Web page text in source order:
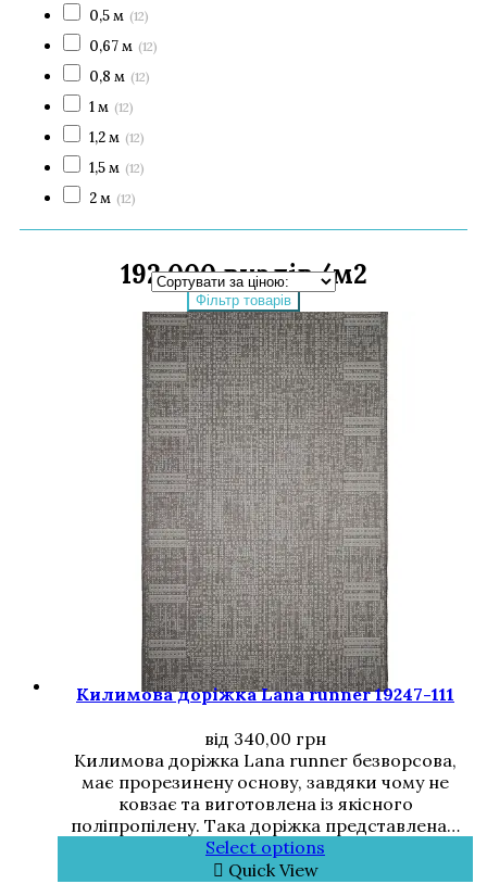
0,5 м (12)
0,67 м (12)
0,8 м (12)
1 м (12)
1,2 м (12)
1,5 м (12)
2 м (12)
192 000 вузлів/м2
Фільтр товарів
Килимова доріжка Lana runner 19247-111
від 340,00 грн
Килимова доріжка Lana runner безворсова,
має прорезинену основу, завдяки чому не
ковзає та виготовлена із якісного
поліпропілену. Така доріжка представлена…
Select options
Quick View